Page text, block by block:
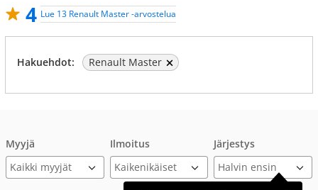
4 Lue 13 Renault Master -arvostelua
Hakuehdot: Renault Master
Myyjä
Kaikki myyjät
Ilmoitus Järjestys